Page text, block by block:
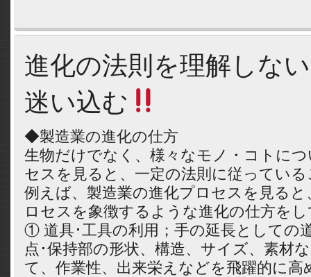
進化の法則を理解しな
迷い込む
◆製造業の進化の仕方
生物だけでなく、様々なモノ・コトに
セスを見ると、一定の法則に従ってい
例えば、製造業の進化プロセスを見る
ロセスを象徴するような進化の仕方を
① 道具･工具の利用；手の延長としての
点･保持部の形状、構造、サイズ、素材
て、作業性、出来栄えなどを飛躍的に